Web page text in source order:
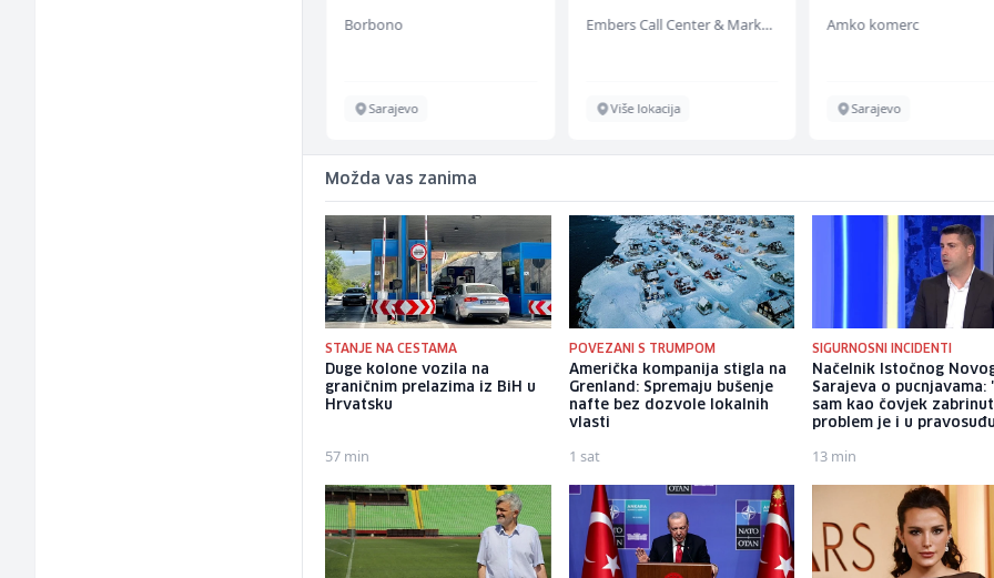
Borbono
Sarajevo
Embers Call Center & Marketing
Više lokacija
Amko komerc
Sarajevo
Možda vas zanima
STANJE NA CESTAMA
Duge kolone vozila na
graničnim prelazima iz BiH u
Hrvatsku
57 min
POVEZANI S TRUMPOM
Američka kompanija stigla na
Grenland: Spremaju bušenje
nafte bez dozvole lokalnih
vlasti
1 sat
SIGURNOSNI INCIDENTI
Načelnik Istočnog
Sarajeva o pucnjavama:
sam kao čovjek
problem je i u
13 min